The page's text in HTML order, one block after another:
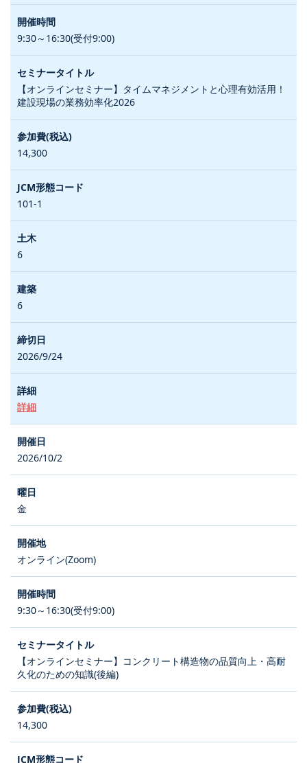
9:30～16:30(受付9:00)
【オンラインセミナー】タイムマネジメントと心理有効活用！
建設現場の業務効率化2026
14,300
101-1
6
6
2026/9/24
詳細
2026/10/2
金
オンライン(Zoom)
9:30～16:30(受付9:00)
【オンラインセミナー】コンクリート構造物の品質向上・高耐
久化のための知識(後編)
14,300